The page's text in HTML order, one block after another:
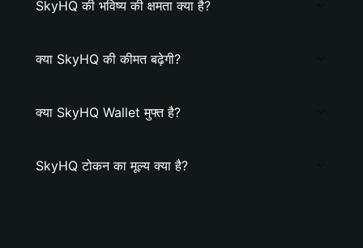
SkyHQ की भविष्य की क्षमता क्या है?
क्या SkyHQ की कीमत बढ़ेगी?
क्या SkyHQ Wallet मुफ्त है?
SkyHQ टोकन का मूल्य क्या है?